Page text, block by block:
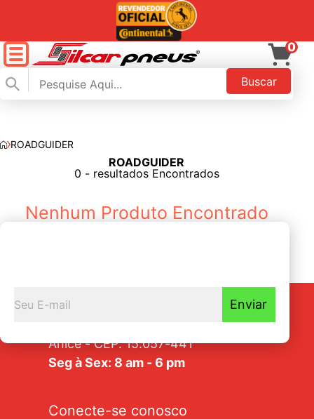
Buscar
0
ROADGUIDER
ROADGUIDER
0 - resultados Encontrados
Nenhum Produto Encontrado
Enviar
Av. Tarraf, 2570/2580 - Jardim
Anice - CEP: 15.057-441
Seg à Sex: 8 am - 6 pm
Conecte-se conosco